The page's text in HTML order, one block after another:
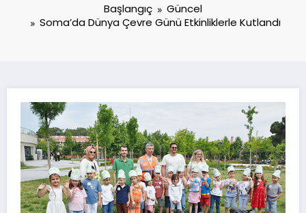
Başlangıç
Güncel
Soma’da Dünya Çevre Günü Etkinliklerle Kutlandı